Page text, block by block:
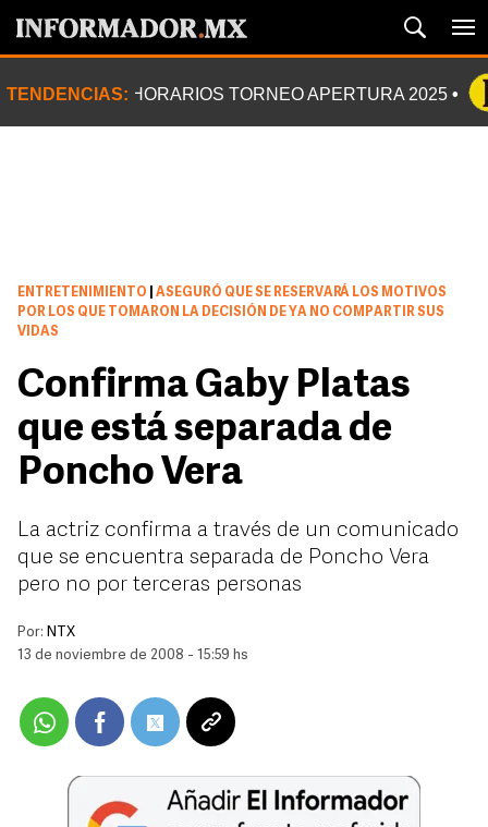
TENDENCIAS: HORARIOS TORNEO APERTURA 2025
ENTRETENIMIENTO
ASEGURÓ QUE SE RESERVARÁ LOS MOTIVOS
POR LOS QUE TOMARON LA DECISIÓN DE YA NO COMPARTIR SUS
VIDAS
Confirma Gaby Platas
que está separada de
Poncho Vera
La actriz confirma a través de un comunicado
que se encuentra separada de Poncho Vera
pero no por terceras personas
Por: NTX
13 de noviembre de 2008 - 15:59 hs